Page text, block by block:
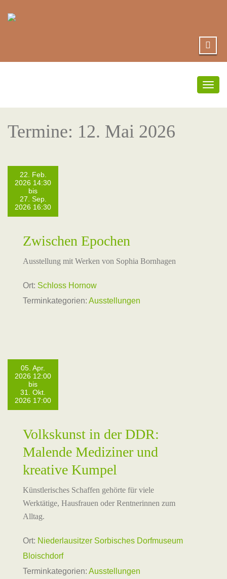
Termine: 12. Mai 2026
22. Feb.
2026 14:30
bis
27. Sep.
2026 16:30
Zwischen Epochen
Ausstellung mit Werken von Sophia Bornhagen
Ort: Schloss Hornow
Terminkategorien: Ausstellungen
05. Apr.
2026 12:00
bis
31. Okt.
2026 17:00
Volkskunst in der DDR:
Malende Mediziner und
kreative Kumpel
Künstlerisches Schaffen gehörte für viele
Werktätige, Hausfrauen oder Rentnerinnen zum
Alltag.
Ort: Niederlausitzer Sorbisches Dorfmuseum
Bloischdorf
Terminkategorien: Ausstellungen